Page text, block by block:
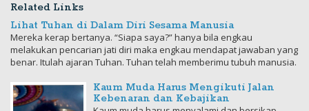
Related Links
Lihat Tuhan di Dalam Diri Sesama Manusia
Mereka kerap bertanya. “Siapa saya?” hanya bila engkau
melakukan pencarian jati diri maka engkau mendapat jawaban yang
benar. Itulah ajaran Tuhan. Tuhan telah memberimu tubuh manusia.
Kaum Muda Harus Mengikuti Jalan
Kebenaran dan Kebajikan